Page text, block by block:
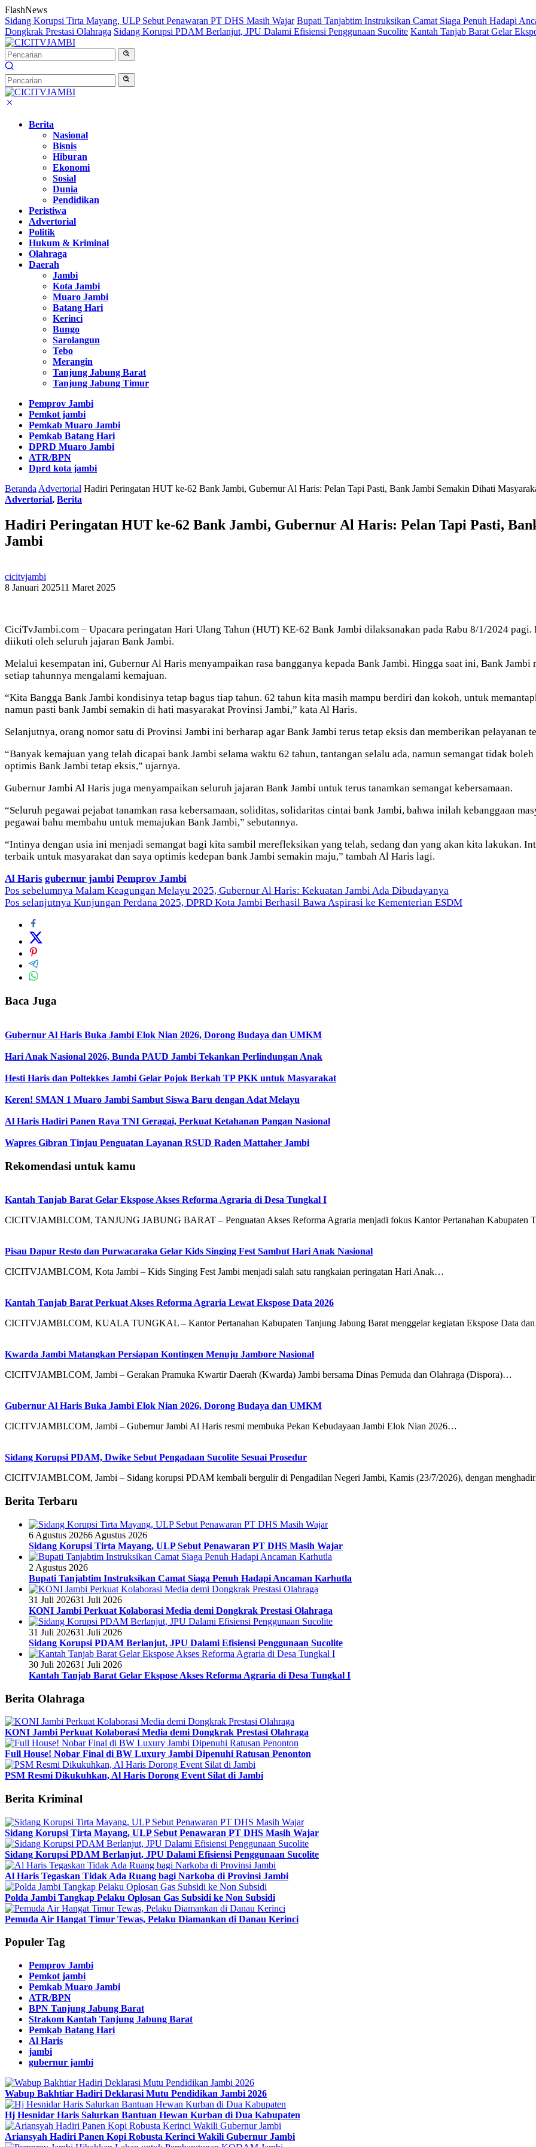
Langsung
ke
konten
FlashNews
Sidang Korupsi Tirta Mayang, ULP Sebut Penawaran PT DHS Masih Wajar Bupati Tanjabtim Instruksikan Camat Siaga Penuh Hadapi
Dongkrak Prestasi Olahraga Sidang Korupsi PDAM Berlanjut, JPU Dalami Efisiensi Penggunaan Sucolite Kantah Tanjab Barat Gelar
Berita
Nasional
Bisnis
Hiburan
Ekonomi
Sosial
Dunia
Pendidikan
Peristiwa
Advertorial
Politik
Hukum & Kriminal
Olahraga
Daerah
Jambi
Kota Jambi
Muaro Jambi
Batang Hari
Kerinci
Bungo
Sarolangun
Tebo
Merangin
Tanjung Jabung Barat
Tanjung Jabung Timur
Pemprov Jambi
Pemkot jambi
Pemkab Muaro Jambi
Pemkab Batang Hari
DPRD Muaro Jambi
ATR/BPN
Dprd kota jambi
Beranda Advertorial Hadiri Peringatan HUT ke-62 Bank Jambi, Gubernur Al Haris: Pelan Tapi Pasti, Bank Jambi Semakin Dihati
Advertorial, Berita
Hadiri Peringatan HUT ke-62 Bank Jambi, Gubernur Al Haris: Pelan Tapi Pasti,
Jambi
cicitvjambi
8 Januari 202511 Maret 2025
CiciTvJambi.com – Upacara peringatan Hari Ulang Tahun (HUT) KE-62 Bank Jambi dilaksanakan pada Rabu 8/1/2024
diikuti oleh seluruh jajaran Bank Jambi.
Melalui kesempatan ini, Gubernur Al Haris menyampaikan rasa bangganya kepada Bank Jambi. Hingga saat ini, Bank
setiap tahunnya mengalami kemajuan.
“Kita Bangga Bank Jambi kondisinya tetap bagus tiap tahun. 62 tahun kita masih mampu berdiri dan kokoh, untuk
namun pasti bank Jambi semakin di hati masyarakat Provinsi Jambi,” kata Al Haris.
Selanjutnya, orang nomor satu di Provinsi Jambi ini berharap agar Bank Jambi terus tetap eksis dan memberikan pelayanan
“Banyak kemajuan yang telah dicapai bank Jambi selama waktu 62 tahun, tantangan selalu ada, namun semangat tidak
optimis Bank Jambi tetap eksis,” ujarnya.
Gubernur Jambi Al Haris juga menyampaikan seluruh jajaran Bank Jambi untuk terus tanamkan semangat kebersamaan.
“Seluruh pegawai pejabat tanamkan rasa kebersamaan, soliditas, solidaritas cintai bank Jambi, bahwa inilah kebanggaan
pegawai bahu membahu untuk memajukan Bank Jambi,” sebutannya.
“Intinya dengan usia ini menjadi semangat bagi kita sambil merefleksikan yang telah, sedang dan yang akan kita lakukan.
terbaik untuk masyarakat dan saya optimis kedepan bank Jambi semakin maju,” tambah Al Haris lagi.
Al Haris gubernur jambi Pemprov Jambi
Navigasi
pos
Pos sebelumnya Malam Keagungan Melayu 2025, Gubernur Al Haris: Kekuatan Jambi Ada Dibudayanya
Pos selanjutnya Kunjungan Perdana 2025, DPRD Kota Jambi Berhasil Bawa Aspirasi ke Kementerian ESDM
Baca Juga
Gubernur Al Haris Buka Jambi Elok Nian 2026, Dorong Budaya dan UMKM
Hari Anak Nasional 2026, Bunda PAUD Jambi Tekankan Perlindungan Anak
Hesti Haris dan Poltekkes Jambi Gelar Pojok Berkah TP PKK untuk Masyarakat
Keren! SMAN 1 Muaro Jambi Sambut Siswa Baru dengan Adat Melayu
Al Haris Hadiri Panen Raya TNI Geragai, Perkuat Ketahanan Pangan Nasional
Wapres Gibran Tinjau Penguatan Layanan RSUD Raden Mattaher Jambi
Rekomendasi untuk kamu
Kantah Tanjab Barat Gelar Ekspose Akses Reforma Agraria di Desa Tungkal I
CICITVJAMBI.COM, TANJUNG JABUNG BARAT – Penguatan Akses Reforma Agraria menjadi fokus Kantor Pertanahan Kabupaten
Pisau Dapur Resto dan Purwacaraka Gelar Kids Singing Fest Sambut Hari Anak Nasional
CICITVJAMBI.COM, Kota Jambi – Kids Singing Fest Jambi menjadi salah satu rangkaian peringatan Hari Anak…
Kantah Tanjab Barat Perkuat Akses Reforma Agraria Lewat Ekspose Data 2026
CICITVJAMBI.COM, KUALA TUNGKAL – Kantor Pertanahan Kabupaten Tanjung Jabung Barat menggelar kegiatan Ekspose Data
Kwarda Jambi Matangkan Persiapan Kontingen Menuju Jambore Nasional
CICITVJAMBI.COM, Jambi – Gerakan Pramuka Kwartir Daerah (Kwarda) Jambi bersama Dinas Pemuda dan Olahraga (Dispora)…
Gubernur Al Haris Buka Jambi Elok Nian 2026, Dorong Budaya dan UMKM
CICITVJAMBI.COM, Jambi – Gubernur Jambi Al Haris resmi membuka Pekan Kebudayaan Jambi Elok Nian 2026…
Sidang Korupsi PDAM, Dwike Sebut Pengadaan Sucolite Sesuai Prosedur
CICITVJAMBI.COM, Jambi – Sidang korupsi PDAM kembali bergulir di Pengadilan Negeri Jambi, Kamis (23/7/2026), dengan
Berita Terbaru
6 Agustus 20266 Agustus 2026
Sidang Korupsi Tirta Mayang, ULP Sebut Penawaran PT DHS Masih Wajar
2 Agustus 2026
Bupati Tanjabtim Instruksikan Camat Siaga Penuh Hadapi Ancaman Karhutla
31 Juli 202631 Juli 2026
KONI Jambi Perkuat Kolaborasi Media demi Dongkrak Prestasi Olahraga
31 Juli 202631 Juli 2026
Sidang Korupsi PDAM Berlanjut, JPU Dalami Efisiensi Penggunaan Sucolite
30 Juli 202631 Juli 2026
Kantah Tanjab Barat Gelar Ekspose Akses Reforma Agraria di Desa Tungkal I
Berita Olahraga
KONI Jambi Perkuat Kolaborasi Media demi Dongkrak Prestasi Olahraga
Full House! Nobar Final di BW Luxury Jambi Dipenuhi Ratusan Penonton
PSM Resmi Dikukuhkan, Al Haris Dorong Event Silat di Jambi
Berita Kriminal
Sidang Korupsi Tirta Mayang, ULP Sebut Penawaran PT DHS Masih Wajar
Sidang Korupsi PDAM Berlanjut, JPU Dalami Efisiensi Penggunaan Sucolite
Al Haris Tegaskan Tidak Ada Ruang bagi Narkoba di Provinsi Jambi
Polda Jambi Tangkap Pelaku Oplosan Gas Subsidi ke Non Subsidi
Pemuda Air Hangat Timur Tewas, Pelaku Diamankan di Danau Kerinci
Populer Tag
Pemprov Jambi
Pemkot jambi
Pemkab Muaro Jambi
ATR/BPN
BPN Tanjung Jabung Barat
Strakom Kantah Tanjung Jabung Barat
Pemkab Batang Hari
Al Haris
jambi
gubernur jambi
Wabup Bakhtiar Hadiri Deklarasi Mutu Pendidikan Jambi 2026
Hj Hesnidar Haris Salurkan Bantuan Hewan Kurban di Dua Kabupaten
Ariansyah Hadiri Panen Kopi Robusta Kerinci Wakili Gubernur Jambi